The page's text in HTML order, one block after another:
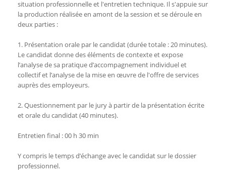
situation professionnelle et l'entretien technique. Il s'appuie sur
la production réalisée en amont de la session et se déroule en
deux parties :
1. Présentation orale par le candidat (durée totale : 20 minutes).
Le candidat donne des éléments de contexte et expose
l’analyse de sa pratique d’accompagnement individuel et
collectif et l’analyse de la mise en œuvre de l'offre de services
auprès des employeurs.
2. Questionnement par le jury à partir de la présentation écrite
et orale du candidat (40 minutes).
Entretien final : 00 h 30 min
Y compris le temps d’échange avec le candidat sur le dossier
professionnel.